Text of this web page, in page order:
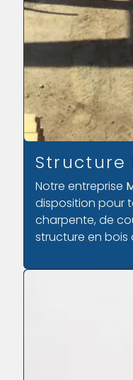
Structure
Notre entreprise
disposition pour
charpente, de
structure en bois à